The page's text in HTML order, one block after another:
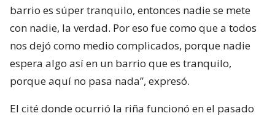
barrio es súper tranquilo, entonces nadie se mete
con nadie, la verdad. Por eso fue como que a todos
nos dejó como medio complicados, porque nadie
espera algo así en un barrio que es tranquilo,
porque aquí no pasa nada”, expresó.
El cité donde ocurrió la riña funcionó en el pasado